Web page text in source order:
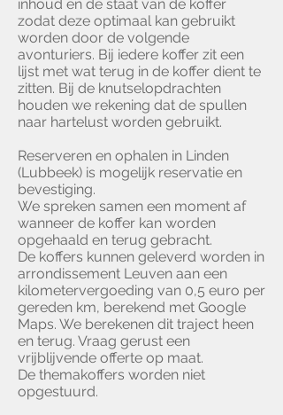
inhoud en de staat van de koffer
zodat deze optimaal kan gebruikt
worden door de volgende
avonturiers. Bij iedere koffer zit een
lijst met wat terug in de koffer dient te
zitten. Bij de knutselopdrachten
houden we rekening dat de spullen
naar hartelust worden gebruikt.
Reserveren en ophalen in Linden
(Lubbeek) is mogelijk reservatie en
bevestiging.
We spreken samen een moment af
wanneer de koffer kan worden
opgehaald en terug gebracht.
De koffers ​kunnen geleverd worden in
arrondissement Leuven aan een
kilometervergoeding van 0,5 euro per
gereden km, berekend met Google
Maps. We berekenen dit traject heen
en terug. Vraag gerust een
vrijblijvende offerte op maat.
De themakoffers worden niet
opgestuurd.